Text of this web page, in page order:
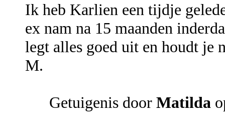
Ik heb Karlien een tijdje
ex nam na 15 maanden
legt alles goed uit en houdt je
M.
Getuigenis door Matilda